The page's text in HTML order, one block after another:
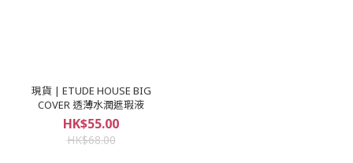
現貨 | ETUDE HOUSE BIG
COVER 透薄水潤遮瑕液
HK$55.00
HK$68.00